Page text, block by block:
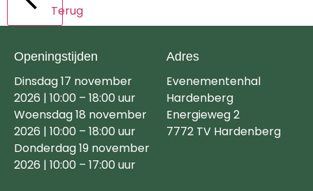
Terug
Openingstijden
Dinsdag 17 november
2026 | 10:00 – 18:00 uur
Woensdag 18 november
2026 | 10:00 – 18:00 uur
Donderdag 19 november
2026 | 10:00 – 17:00 uur
Adres
Evenementenhal
Hardenberg
Energieweg 2
7772 TV Hardenberg